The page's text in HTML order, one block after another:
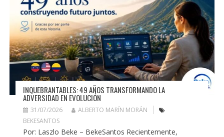
INQUEBRANTABLES: 49 AÑOS TRANSFORMANDO LA
ADVERSIDAD EN EVOLUCIÓN
31/07/2026
ALBERTO MARÍN MORÁN
BEKESANTOS
Por: Laszlo Beke – BekeSantos Recientemente,